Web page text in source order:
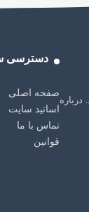
درباره
دسترسی
صفحه اصلی
اساتید سایت
تماس با ما
قوانین